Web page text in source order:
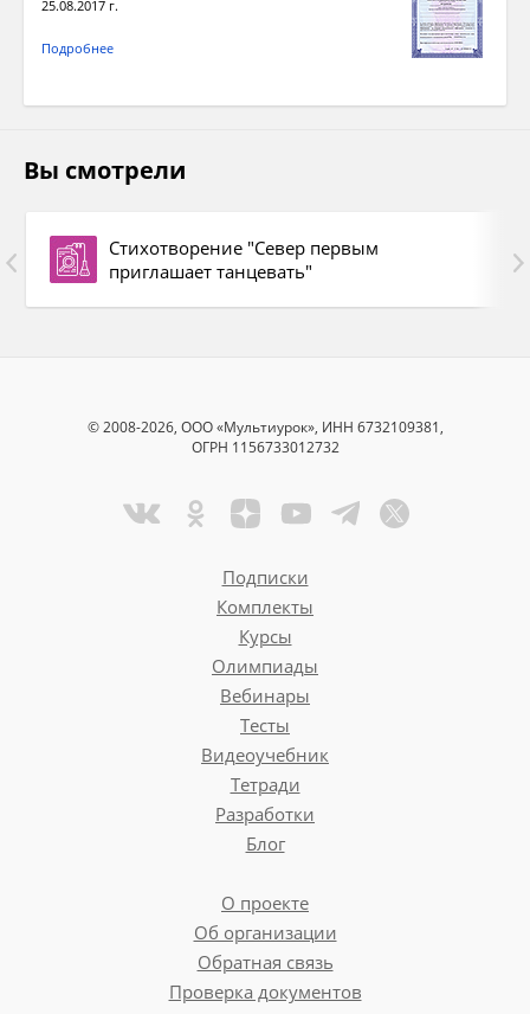
25.08.2017 г.
Подробнее
Вы смотрели
Стихотворение "Север первым
приглашает танцевать"
© 2008-2026, ООО «Мультиурок», ИНН 6732109381,
ОГРН 1156733012732
Подписки
Комплекты
Курсы
Олимпиады
Вебинары
Тесты
Видеоучебник
Тетради
Разработки
Блог
О проекте
Об организации
Обратная связь
Проверка документов